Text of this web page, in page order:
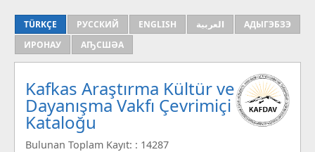
TÜRKÇE РУССКИЙ ENGLISH العربية
АДЫГЭБЗЭ
ИРОНАУ
АҦСШӘА
Kafkas Araştırma Kültür ve
Dayanışma Vakfı Çevrimiçi
Kataloğu
Bulunan Toplam Kayıt: : 14287